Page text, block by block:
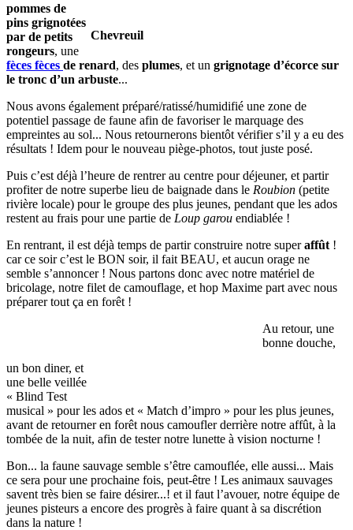
Chevreuil
pommes de
pins grignotées
par de petits
rongeurs, une
fèces fèces de renard, des plumes, et un grignotage d’écorce sur
le tronc d’un arbuste...
Nous avons également préparé/ratissé/humidifié une zone de
potentiel passage de faune afin de favoriser le marquage des
empreintes au sol... Nous retournerons bientôt vérifier s’il y a eu des
résultats ! Idem pour le nouveau piège-photos, tout juste posé.
Puis c’est déjà l’heure de rentrer au centre pour déjeuner, et partir
profiter de notre superbe lieu de baignade dans le Roubion (petite
rivière locale) pour le groupe des plus jeunes, pendant que les ados
restent au frais pour une partie de Loup garou endiablée !
En rentrant, il est déjà temps de partir construire notre superaffût !
car ce soir c’est le BON soir, il fait BEAU, et aucun orage ne
semble s’annoncer ! Nous partons donc avec notre matériel de
bricolage, notre filet de camouflage, et hop Maxime part avec nous
préparer tout ça en forêt !
Au retour, une
bonne douche,
un bon diner, et
une belle veillée
« Blind Test
musical » pour les ados et « Match d’impro » pour les plus jeunes,
avant de retourner en forêt nous camoufler derrière notre affût, à la
tombée de la nuit, afin de tester notre lunette à vision nocturne !
Bon... la faune sauvage semble s’être camouflée, elle aussi... Mais
ce sera pour une prochaine fois, peut-être ! Les animaux sauvages
savent très bien se faire désirer...! et il faut l’avouer, notre équipe de
jeunes pisteurs a encore des progrès à faire quant à sa discrétion
dans la nature !